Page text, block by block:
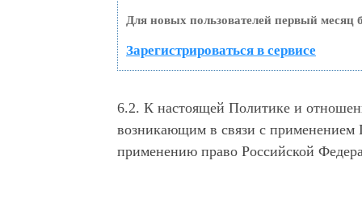
Для новых пользователей первый месяц
Зарегистрироваться в сервисе
6.2. К настоящей Политике и
возникающим в связи с применением
применению право Российской